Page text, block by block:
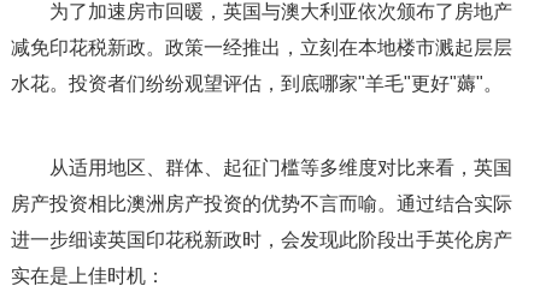
为了加速房市回暖，英国与澳大利亚依次颁布了房地产
减免印花税新政。政策一经推出，立刻在本地楼市溅起层层
水花。投资者们纷纷观望评估，到底哪家"羊毛"更好"薅"。
从适用地区、群体、起征门槛等多维度对比来看，英国
房产投资相比澳洲房产投资的优势不言而喻。通过结合实际
进一步细读英国印花税新政时，会发现此阶段出手英伦房产
实在是上佳时机：